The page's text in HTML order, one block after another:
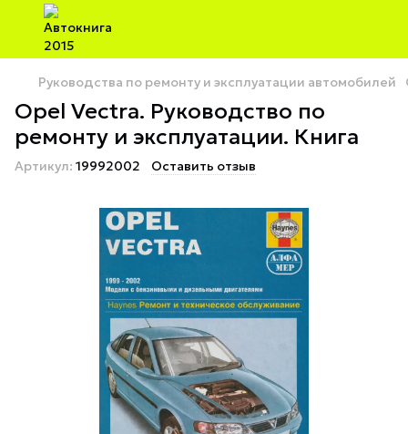
Руководства по ремонту и эксплуатации автомобилей
Opel Vectra. Руководство по
ремонту и эксплуатации. Книга
Артикул: 19992002 Оставить отзыв